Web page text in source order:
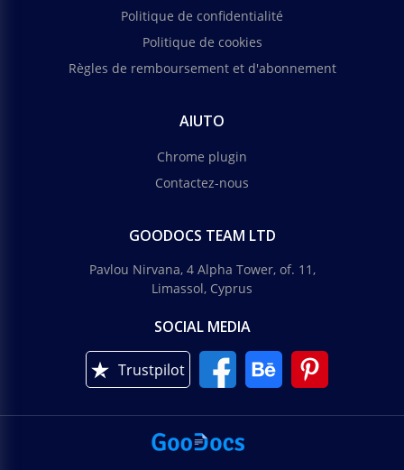
Politique de confidentialité
Politique de cookies
Règles de remboursement et d'abonnement
AIUTO
Chrome plugin
Contactez-nous
GOODOCS TEAM LTD
Pavlou Nirvana, 4 Alpha Tower, of. 11,
Limassol, Cyprus
SOCIAL MEDIA
Trustpilot